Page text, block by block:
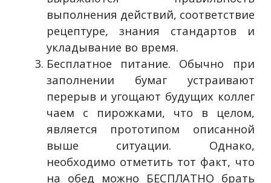
выполнения действий, соответствие
рецептуре, знания стандартов и
укладывание во время.
Бесплатное питание. Обычно при
заполнении бумаг устраивают
перерыв и угощают будущих коллег
чаем с пирожками, что в целом,
является прототипом описанной
выше ситуации. Однако,
необходимо отметить тот факт, что
на обед можно БЕСПЛАТНО брать